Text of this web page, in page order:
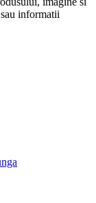
informatii